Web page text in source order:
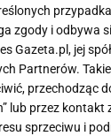
zgody i odbywa
Gazeta.pl, jej
Partnerów.
przechodząc
lub przez kontakt
sprzeciwu i